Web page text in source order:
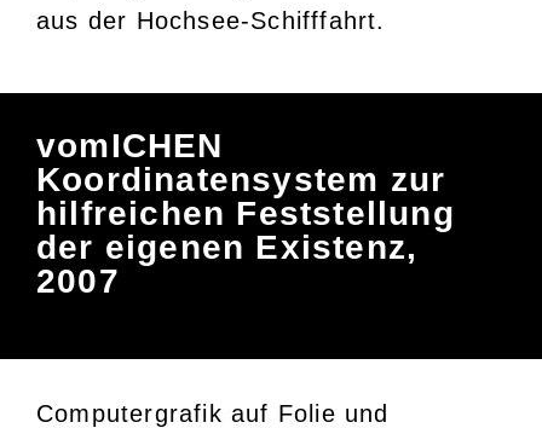
aus der Hochsee-Schifffahrt.
vomICHEN
Koordinatensystem zur
hilfreichen Feststellung
der eigenen Existenz,
2007
Computergrafik auf Folie und